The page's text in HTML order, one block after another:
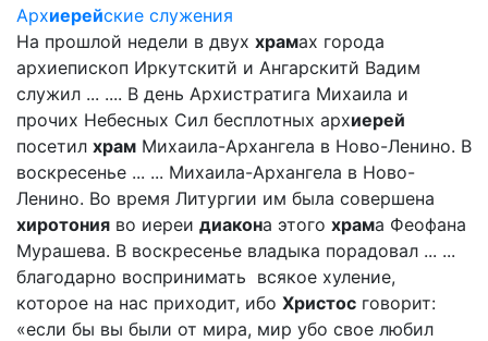
Архиерейские служения
На прошлой недели в двух храмах города
архиепископ Иркутскитй и Ангарскитй Вадим
служил ... .... В день Архистратига Михаила и
прочих Небесных Сил бесплотных архиерей
посетил храм Михаила-Архангела в Ново-Ленино. В
воскресенье ... ... Михаила-Архангела в Ново-
Ленино. Во время Литургии им была совершена
хиротония во иереи диакона этого храма Феофана
Мурашева. В воскресенье владыка порадовал ... ...
благодарно воспринимать всякое хуление,
которое на нас приходит, ибо Христос говорит:
«если бы вы были от мира, мир убо свое любил